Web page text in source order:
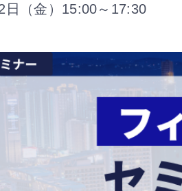
日（金）15:00～17:30